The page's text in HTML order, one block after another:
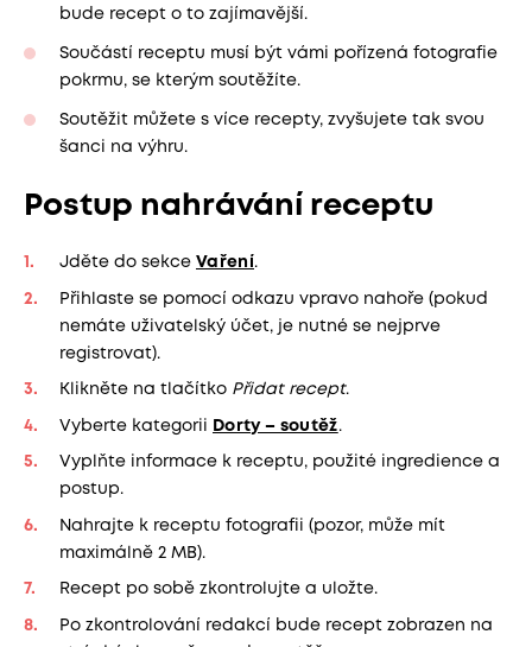
bude recept o to zajímavější.
Součástí receptu musí být vámi pořízená fotografie
pokrmu, se kterým soutěžíte.
Soutěžit můžete s více recepty, zvyšujete tak svou
šanci na výhru.
Postup nahrávání receptu
Jděte do sekce Vaření.
Přihlaste se pomocí odkazu vpravo nahoře (pokud
nemáte uživatelský účet, je nutné se nejprve
registrovat).
Klikněte na tlačítko Přidat recept.
Vyberte kategorii Dorty – soutěž.
Vyplňte informace k receptu, použité ingredience a
postup.
Nahrajte k receptu fotografii (pozor, může mít
maximálně 2 MB).
Recept po sobě zkontrolujte a uložte.
Po zkontrolování redakcí bude recept zobrazen na